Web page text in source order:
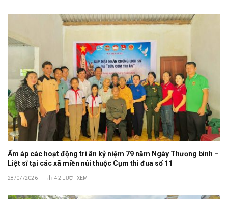
Ấm áp các hoạt động tri ân kỷ niệm 79 năm Ngày Thương binh –
Liệt sĩ tại các xã miền núi thuộc Cụm thi đua số 11
28/07/2026 42 LƯỢT XEM